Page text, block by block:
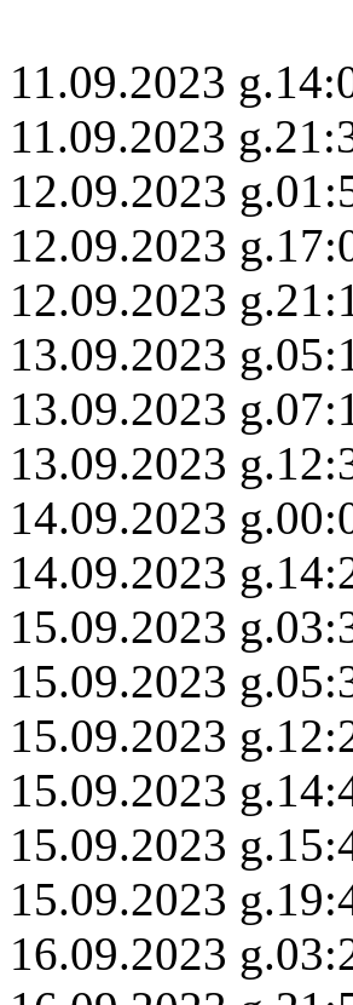
11.09.2023
11.09.2023
12.09.2023
12.09.2023
12.09.2023
13.09.2023
13.09.2023
13.09.2023
14.09.2023
14.09.2023
15.09.2023
15.09.2023
15.09.2023
15.09.2023
15.09.2023
15.09.2023
16.09.2023